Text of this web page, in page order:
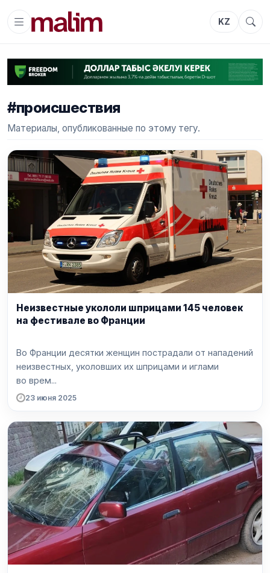
KZ
#происшествия
Материалы, опубликованные по этому тегу.
Неизвестные укололи шприцами 145 человек
на фестивале во Франции
Во Франции десятки женщин пострадали от нападений
неизвестных, уколовших их шприцами и иглами
во врем...
23 июня 2025